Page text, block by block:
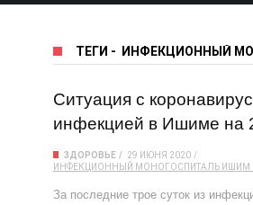
ТЕГИ - ИНФЕКЦИОННЫЙ
Ситуация с
инфекцией в Ишиме на
ЗДОРОВЬЕ
29 ИЮНЯ 2020
ИНФЕКЦИОННЫЙ МОНОГОСПИТАЛЬ ИШИМ
За последние трое суток из